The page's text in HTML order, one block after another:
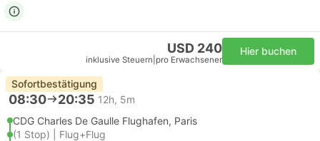
USD 240
inklusive Steuern pro Erwachsener
Hier buchen
Sofortbestätigung
08:30 20:35 12h, 5m
CDG Charles De Gaulle Flughafen, Paris
(1 Stop) | Flug+Flug